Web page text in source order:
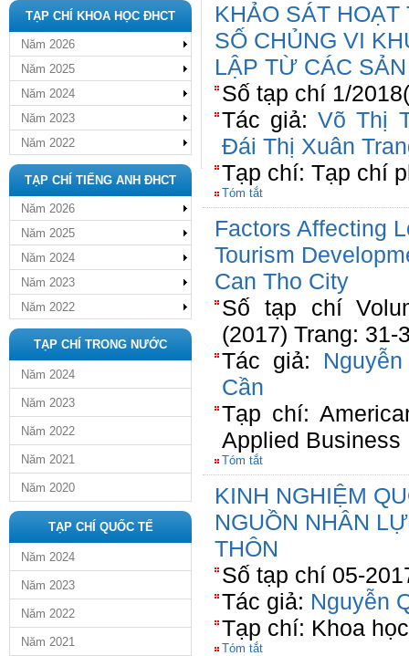
TẠP CHÍ KHOA HỌC ĐHCT
Năm 2026
Năm 2025
Năm 2024
Năm 2023
Năm 2022
TẠP CHÍ TIẾNG ANH ĐHCT
Năm 2026
Năm 2025
Năm 2024
Năm 2023
Năm 2022
TẠP CHÍ TRONG NƯỚC
Năm 2024
Năm 2023
Năm 2022
Năm 2021
Năm 2020
TẠP CHÍ QUỐC TẾ
Năm 2024
Năm 2023
Năm 2022
Năm 2021
KHẢO SÁT
SỐ CHỦNG VI
LẬP TỪ CÁC
Số tạp chí 1/
Tác giả:Võ Thị
Đái Thị Xuân
Tạp chí: Tạp chí
Tóm tắt
Factors Affecting
Tourism
Can Tho City
Số tạp chí
(2017) Trang: 31-
Tác giả:
Cần
Tạp chí:
Applied Business
Tóm tắt
KINH NGHIỆM
NGUỒN NHÂN
THÔN
Số tạp chí 05-
Tác giả: Nguyễn
Tạp chí: Khoa
Tóm tắt